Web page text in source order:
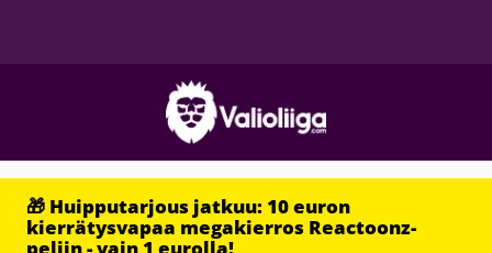
🎁 Huipputarjous jatkuu: 10 euron
kierrätysvapaa megakierros Reactoonz-